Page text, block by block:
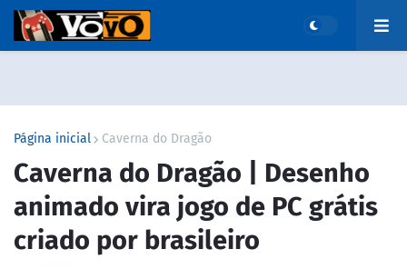
Página inicial Caverna do Dragão
Caverna do Dragão | Desenho
animado vira jogo de PC grátis
criado por brasileiro